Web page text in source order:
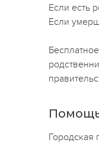
Если есть
Если
Городская